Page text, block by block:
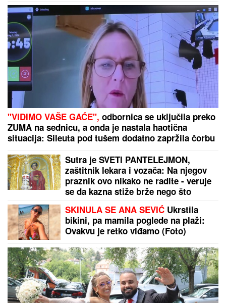
"VIDIMO VAŠE GAĆE", odbornica se uključila preko
ZUMA na sednicu, a onda je nastala haotična
situacija: Sileuta pod tušem dodatno zapržila čorbu
Sutra je SVETI PANTELEJMON,
zaštitnik lekara i vozača: Na njegov
praznik ovo nikako ne radite - veruje
se da kazna stiže brže nego što
SKINULA SE ANA SEVIĆ Ukrstila
bikini, pa mamila poglede na plaži:
Ovakvu je retko viđamo (Foto)